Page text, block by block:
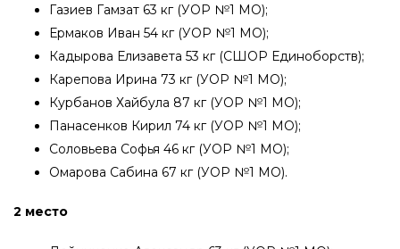
Газиев Гамзат 63 кг (УОР №1 МО);
Ермаков Иван 54 кг (УОР №1 МО);
Кадырова Елизавета 53 кг (СШОР Единоборств);
Карепова Ирина 73 кг (УОР №1 МО);
Курбанов Хайбула 87 кг (УОР №1 МО);
Панасенков Кирил 74 кг (УОР №1 МО);
Соловьева Софья 46 кг (УОР №1 МО);
Омарова Сабина 67 кг (УОР №1 МО).
2 место